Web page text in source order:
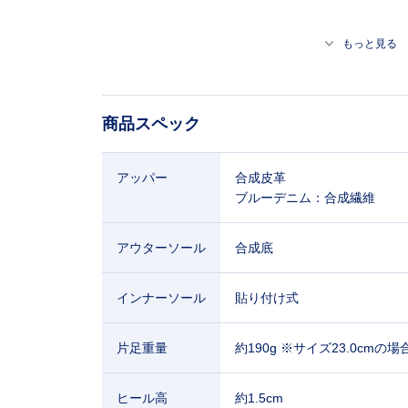
もっと見る
商品スペック
アッパー
合成皮革
ブルーデニム：合成繊維
アウターソール 合成底
インナーソール 貼り付け式
片足重量 約190g ※サイズ23.0cmの場
ヒール高 約1.5cm